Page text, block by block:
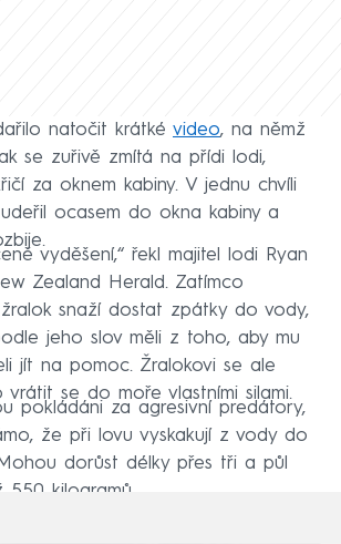
natočit krátké video, na němž
se zuřivě zmítá na přídi lodi,
za oknem kabiny. V jednu chvíli
ocasem do okna kabiny a
vyděšení,“ řekl majitel lodi Ryan
Zealand Herald. Zatímco
snaží dostat zpátky do vody,
jeho slov měli z toho, aby mu
jít na pomoc. Žralokovi se ale
vrátit se do moře vlastními silami.
pokládáni za agresivní predátory,
že při lovu vyskakují z vody do
dorůst délky přes tři a půl
kilogramů.